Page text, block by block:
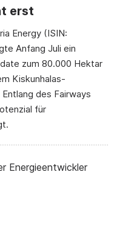
erst
Energy (ISIN:
Anfang Juli ein
zum 80.000 Hektar
Kiskunhalas-
des Fairways
für